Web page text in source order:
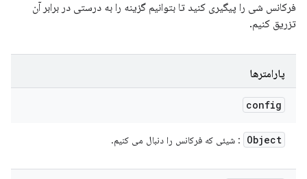
فرکانس شی را پیگیری کنید تا بتوانیم گزینه را به درستی در برابر آن
تزریق کنیم.
پارامترها
config
Object : شیئی که فرکانس را دنبال می کنیم.